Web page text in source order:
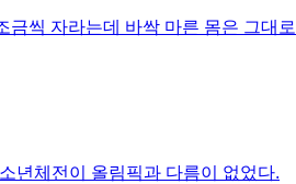
씩 자라는데 바싹 마른 몸은 그대로
년체전이 올림픽과 다름이 없었다.